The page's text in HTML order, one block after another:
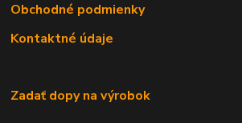
Obchodné podmienky
Kontaktné údaje
Zadať dopy na výrobok